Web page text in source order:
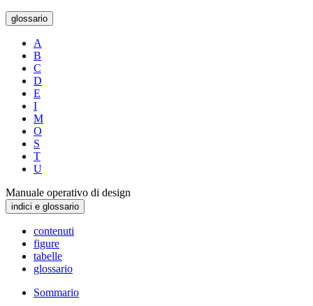
glossario
A
B
C
D
E
I
M
O
S
T
U
Manuale operativo di design
indici e glossario
contenuti
figure
tabelle
glossario
Sommario